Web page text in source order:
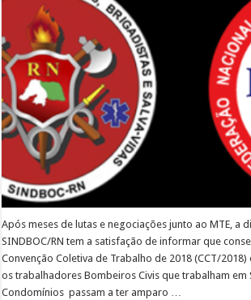
Após meses de lutas e negociações junto ao MTE, a
SINDBOC/RN tem a satisfação de informar que
Convenção Coletiva de Trabalho de 2018 (CCT/
os trabalhadores Bombeiros Civis que trabalham em
Condomínios passam a ter amparo …